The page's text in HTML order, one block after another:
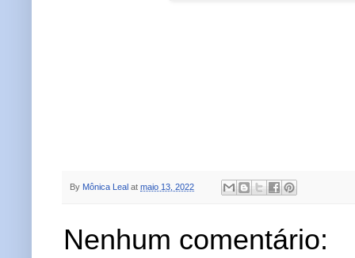
By Mônica Leal at maio 13, 2022
Nenhum comentário: